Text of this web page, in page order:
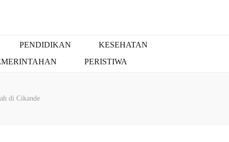
PENDIDIKAN
KESEHATAN
PERISTIWA
di Cikande